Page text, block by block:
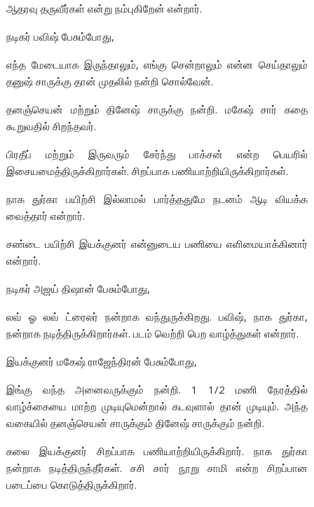
ஆதரவு தருவீர்கள் என்று நம்புகிறேன் என்றார்.
நடிகர் பவிஷ் பேசும்போது,
எந்த மேடையாக இருந்தாலும், எங்கு சென்றாலும் என்ன செய்தாலும்
தனுஷ் சாருக்கு தான் முதலில் நன்றி சொல்வேன்.
தனஞ்செயன் மற்றும் தினேஷ் சாருக்கு நன்றி. மகேஷ் சார் கதை
கூறுவதில் சிறந்தவர்.
பிரதீப் மற்றும் இருவரும் சேர்ந்து பாக்சன் என்ற பெயரில்
இசையமைத்திருக்கிறார்கள். சிறப்பாக பணியாற்றியிருக்கிறார்கள்.
நாக துர்கா பயிற்சி இல்லாமல் பார்த்ததுமே நடனம் ஆடி வியக்க
வைத்தார் என்றார்.
சண்டை பயிற்சி இயக்குனர் என்னுடைய பணியை எளிமையாக்கினார்
என்றார்.
நடிகர் அஜய் திஷான் பேசும்போது,
லவ் ஓ லவ் ட்ரைலர் நன்றாக வந்துருக்கிறது. பவிஷ், நாக துர்கா,
நன்றாக நடித்திருக்கிறார்கள். படம் வெற்றி பெற வாழ்த்துகள் என்றார்.
இயக்குனர் மகேஷ் ராஜேந்திரன் பேசும்போது,
இங்கு வந்த அனைவருக்கும் நன்றி. 1 1/2 மணி நேரத்தில்
வாழ்க்கையை மாற்ற முடியுமென்றால் கடவுளால் தான் முடியும். அந்த
வகையில் தனஞ்செயன் சாருக்கும் தினேஷ் சாருக்கும் நன்றி.
கலை இயக்குனர் சிறப்பாக பணியாற்றியிருக்கிறார். நாக துர்கா
நன்றாக நடித்திருந்தீர்கள். சசி சார் நூறு சாமி என்ற சிறப்பான
படைப்பை கொடுத்திருக்கிறார்.